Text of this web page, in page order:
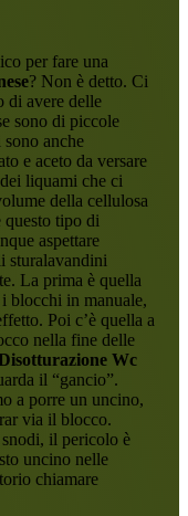
per fare una
? Non è detto. Ci
di avere delle
sono di piccole
anche
e aceto da versare
liquami che ci
della cellulosa
questo tipo di
aspettare
sturalavandini
La prima è quella
blocchi in manuale,
Poi c’è quella a
nella fine delle
Wc
il “gancio”.
a porre un uncino,
via il blocco.
il pericolo è
uncino nelle
chiamare